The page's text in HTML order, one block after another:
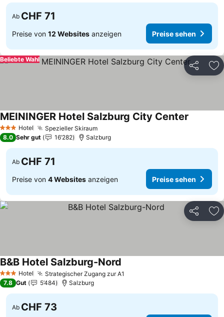
Ab CHF 71
Preise von 12 Websites anzeigen Preise sehen
Teilen
Beliebte Wahl
3 SterneHotel Spezieller SkiraumPreise sehen
MEININGER Hotel Salzburg City Center
8.0 Sehr gut 16’282 Salzburg
Ab CHF 71
Preise von 4 Websites anzeigen Preise sehen
Teilen
3 SterneHotel Strategischer Zugang zur A1
B&B Hotel Salzburg-Nord
7.8 Gut 5’484 Salzburg
Ab CHF 73